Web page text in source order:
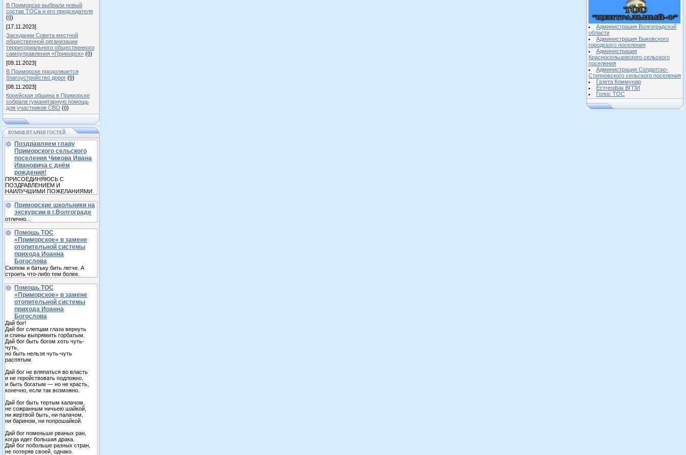
В Приморске выбрали новый
состав ТОСа и его председателя
(0)
[17.11.2023]
Заседании Совета местной
общественной организации
территориального общественного
самоуправления «Приморск» (0)
[09.11.2023]
В Приморске продолжается
благоустройство дорог (0)
[08.11.2023]
Корейская община в Приморске
собрала гуманитарную помощь
для участников СВО (0)
КОММЕНТАРИИ ГОСТЕЙ
Поздравляем главу
Приморского сельского
поселения Чижова Ивана
Ивановича с днём
рождения!
ПРИСОЕДИНЯЮСЬ С
ПОЗДРАВЛЕНИЕМ И
НАИЛУЧШИМИ ПОЖЕЛАНИЯМИ.
Приморские школьники на
экскурсии в г.Волгограде
отлично...
Помощь ТОС
«Приморское» в замене
отопительной системы
прихода Иоанна
Богослова
Скопом и батьку бить легче. А
строить что-либо тем более.
Помощь ТОС
«Приморское» в замене
отопительной системы
прихода Иоанна
Богослова
Дай бог!
Дай бог слепцам глаза вернуть
и спины выпрямить горбатым.
Дай бог быть богом хоть чуть-
чуть,
но быть нельзя чуть-чуть
распятым.
Дай бог не вляпаться во власть
и не геройствовать подложно,
и быть богатым — но не красть,
конечно, если так возможно.
Дай бог быть тертым калачом,
не сожранным ничьею шайкой,
ни жертвой быть, ни палачом,
ни барином, ни попрошайкой.
Дай бог поменьше рваных ран,
когда идет большая драка.
Дай бог побольше разных стран,
не потеряв своей, однако.
Администрация Волгоградской
области
Администрация Быковского
городского поселения
Администрация
Красносельцевского сельского
поселения
Администрация Солдатско-
Степновского сельского поселения
Газета Коммунар
Естгеофак ВГПИ
Голос ТОС